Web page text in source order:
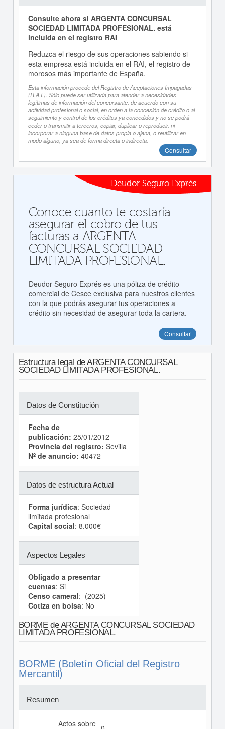
Consulte ahora si ARGENTA CONCURSAL
SOCIEDAD LIMITADA PROFESIONAL. está
incluida en el registro RAI
Reduzca el riesgo de sus operaciones sabiendo si
esta empresa está incluida en el RAI, el registro de
morosos más importante de España.
Esta información procede del Registro de Aceptaciones Impagadas
(R.A.I.). Sólo puede ser utilizada para atender a necesidades
legítimas de información del concursante, de acuerdo con su
actividad profesional o social, en orden a la concesión de crédito o al
seguimiento y control de los créditos ya concedidos y no se podrá
ceder o transmitir a terceros, copiar, duplicar o reproducir, ni
incorporar a ninguna base de datos propia o ajena, o reutilizar en
modo alguno, ya sea de forma directa o indirecta.
Consultar
Deudor Seguro Exprés
Conoce cuanto te costaría
asegurar el cobro de tus
facturas a ARGENTA
CONCURSAL SOCIEDAD
LIMITADA PROFESIONAL.
Deudor Seguro Exprés es una póliza de crédito
comercial de Cesce exclusiva para nuestros clientes
con la que podrás asegurar tus operaciones a
crédito sin necesidad de asegurar toda la cartera.
Consultar
Estructura legal de ARGENTA CONCURSAL
SOCIEDAD LIMITADA PROFESIONAL.
Datos de Constitución
Fecha de
publicación: 25/01/2012
Provincia del registro: Sevilla
Nº de anuncio: 40472
Datos de estructura Actual
Forma jurídica: Sociedad
limitada profesional
Capital social: 8.000€
Aspectos Legales
Obligado a presentar
cuentas: Si
Censo cameral: (2025)
Cotiza en bolsa: No
BORME de ARGENTA CONCURSAL SOCIEDAD
LIMITADA PROFESIONAL.
BORME (Boletín Oficial del Registro
Mercantil)
Resumen
Actos sobre